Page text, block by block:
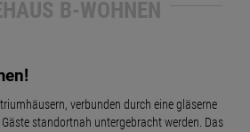
B-WOHNEN
verbunden durch eine gläserne
standortnah untergebracht werden. Das